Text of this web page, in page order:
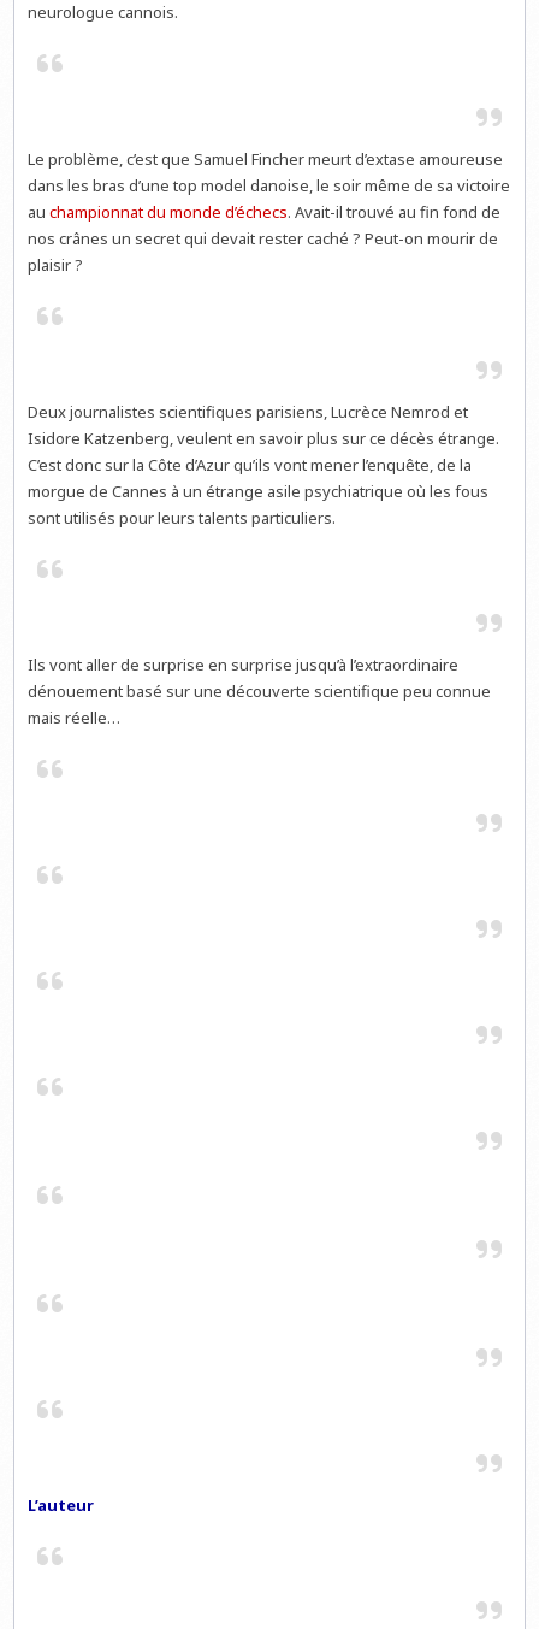
neurologue cannois.
Le problème, c’est que Samuel Fincher meurt d’extase amoureuse
dans les bras d’une top model danoise, le soir même de sa victoire
auchampionnat du monde d’échecs. Avait-il trouvé au fin fond de
nos crânes un secret qui devait rester caché ? Peut-on mourir de
plaisir ?
Deux journalistes scientifiques parisiens, Lucrèce Nemrod et
Isidore Katzenberg, veulent en savoir plus sur ce décès étrange.
C’est donc sur la Côte d’Azur qu’ils vont mener l’enquête, de la
morgue de Cannes à un étrange asile psychiatrique où les fous
sont utilisés pour leurs talents particuliers.
Ils vont aller de surprise en surprise jusqu’à l’extraordinaire
dénouement basé sur une découverte scientifique peu connue
mais réelle…
L’auteur